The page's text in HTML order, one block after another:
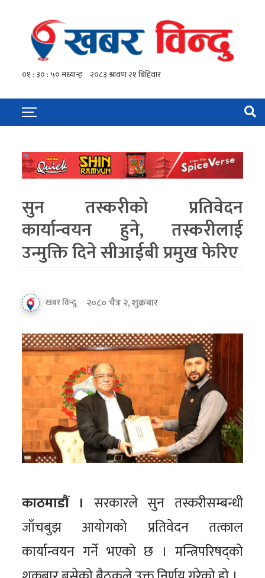
सुन तस्करीको प्रतिवेदन
कार्यान्वयन हुने, तस्करीलाई
उन्मुक्ति दिने सीआईबी प्रमुख फेरिए
खबर विन्दु २०८० चैत्र २, शुक्रबार
काठमाडौं । सरकारले सुन तस्करीसम्बन्धी
जाँचबुझ आयोगको प्रतिवेदन तत्काल
कार्यान्वयन गर्ने भएको छ । मन्त्रिपरिषद्को